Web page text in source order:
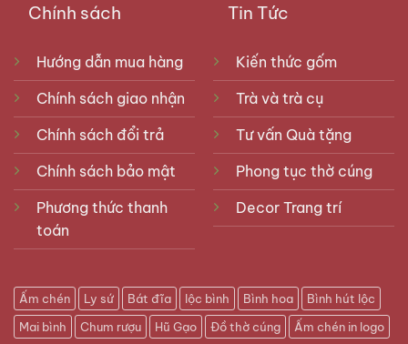
Chính sách
Hướng dẫn mua hàng
Chính sách giao nhận
Chính sách đổi trả
Chính sách bảo mật
Phương thức thanh
toán
Tin Tức
Kiến thức gốm
Trà và trà cụ
Tư vấn Quà tặng
Phong tục thờ cúng
Decor Trang trí
Ấm chén Ly sứ Bát đĩa lộc bình Bình hoa
Bình hút lộc
Mai bình
Chum rượu Hũ Gạo Đồ thờ cúng Ấm chén in logo